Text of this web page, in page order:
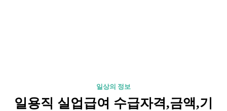
일상의 정보
일용직 실업급여 수급자격,금액,기